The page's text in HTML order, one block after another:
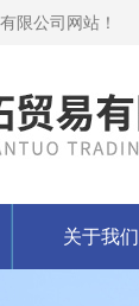
限公司网站！
关于我们